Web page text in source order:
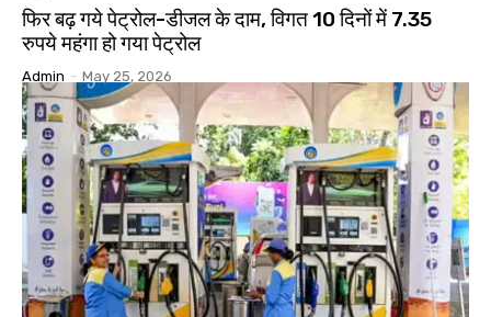
फिर बढ़ गये पेट्रोल-डीजल के दाम, विगत 10 दिनों में 7.35
रुपये महंगा हो गया पेट्रोल
Admin - May 25, 2026